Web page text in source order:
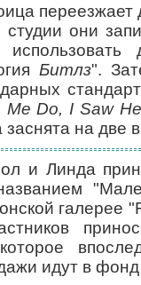
студии они
Битлз".
Me Do, I Saw
заснята на две
и Линда
галерее
идут в